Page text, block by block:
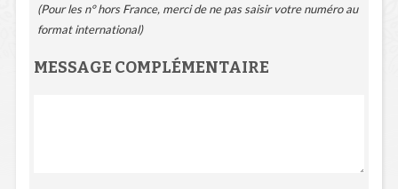
(Pour les n° hors France, merci de ne pas saisir votre numéro au
format international)
MESSAGE COMPLÉMENTAIRE